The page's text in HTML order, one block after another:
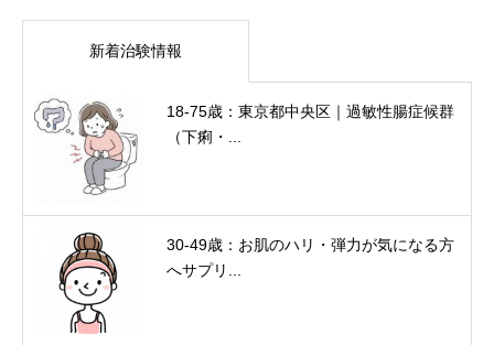
新着治験情報
18-75歳：東京都中央区｜過敏性腸症候群
（下痢・...
30-49歳：お肌のハリ・弾力が気になる方
へサプリ...